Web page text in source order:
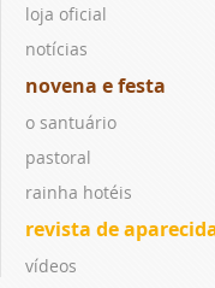
loja oficial
notícias
novena e festa
o santuário
pastoral
rainha hotéis
revista de
vídeos